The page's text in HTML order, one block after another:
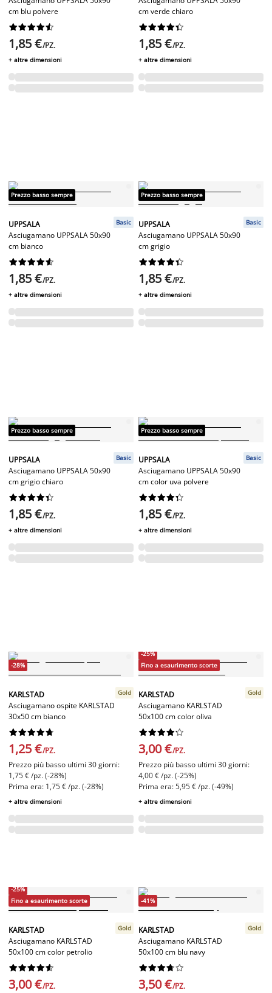
cm blu polvere






1,85 €/PZ.
+ altre dimensioni
cm verde chiaro






1,85 €/PZ.
+ altre dimensioni
Prezzo basso sempre
UPPSALA
Asciugamano UPPSALA 50x90
cm bianco
Basic






1,85 €/PZ.
+ altre dimensioni
Prezzo basso sempre
UPPSALA
Asciugamano UPPSALA 50x90
cm grigio
Basic






1,85 €/PZ.
+ altre dimensioni
Prezzo basso sempre
UPPSALA
Asciugamano UPPSALA 50x90
cm grigio chiaro
Basic






1,85 €/PZ.
+ altre dimensioni
Prezzo basso sempre
UPPSALA
Asciugamano UPPSALA 50x90
cm color uva polvere
Basic






1,85 €/PZ.
+ altre dimensioni
-28%
KARLSTAD
Asciugamano ospite KARLSTAD
30x50 cm bianco
Gold






1,25 €/PZ.
Prezzo più basso ultimi 30 giorni:
1,75 € /pz. (-28%)
Prima era: 1,75 € /pz. (-28%)
+ altre dimensioni
-25%
Fino a esaurimento scorte
KARLSTAD
Asciugamano KARLSTAD
50x100 cm color oliva
Gold






3,00 €/PZ.
Prezzo più basso ultimi 30 giorni:
4,00 € /pz. (-25%)
Prima era: 5,95 € /pz. (-49%)
+ altre dimensioni
-25%
Fino a esaurimento scorte
KARLSTAD
Asciugamano KARLSTAD
50x100 cm color petrolio
Gold






3,00 €/PZ.
-41%
KARLSTAD
Asciugamano KARLSTAD
50x100 cm blu navy
Gold






3,50 €/PZ.